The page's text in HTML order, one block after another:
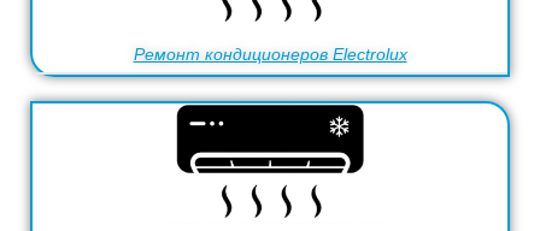
Ремонт кондиционеров Electrolux